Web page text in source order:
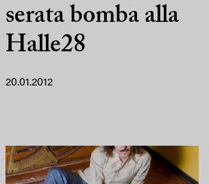
serata bomba alla
Halle28
20.01.2012